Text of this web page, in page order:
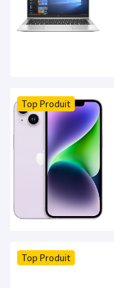
Top Produit
Top Produit